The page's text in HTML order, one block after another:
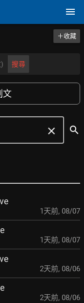
＋收藏
搜尋
文
clear search
1天前, 08/07
1天前, 08/07
2天前, 08/06
2天前, 08/06